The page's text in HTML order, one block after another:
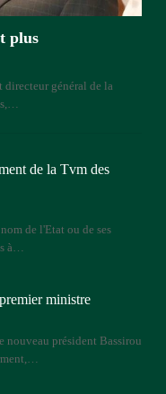
plus
directeur général de la
de la Tvm des
de l'Etat ou de ses
à…
ministre
nouveau président Bassirou